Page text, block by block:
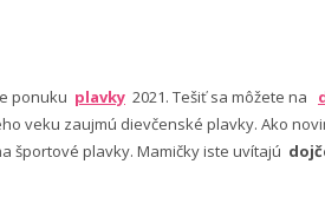
ponuku plavky 2021. Tešiť sa môžete na
veku zaujmú dievčenské plavky. Ako
športové plavky. Mamičky iste uvítajú